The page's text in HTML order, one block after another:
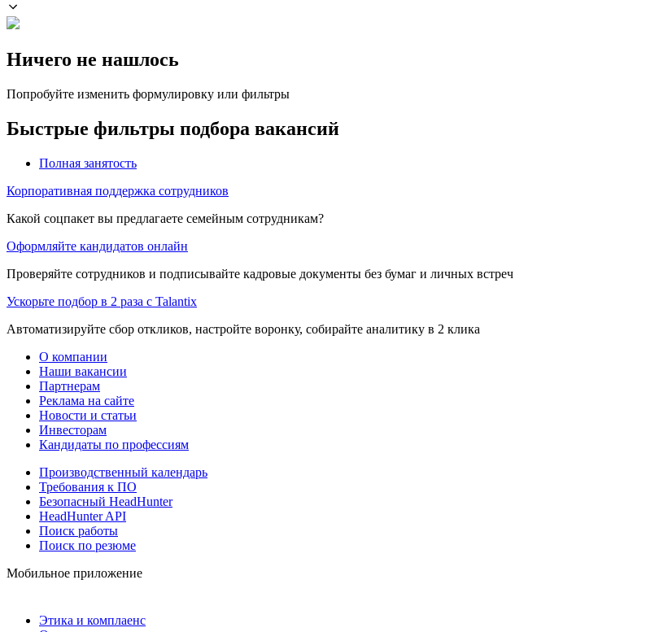
Ничего не нашлось
Попробуйте изменить формулировку или фильтры
Быстрые фильтры подбора вакансий
Полная занятость
Корпоративная поддержка сотрудников
Какой соцпакет вы предлагаете семейным сотрудникам?
Оформляйте кандидатов онлайн
Проверяйте сотрудников и подписывайте кадровые документы без бумаг и личных встреч
Ускорьте подбор в 2 раза с Talantix
Автоматизируйте сбор откликов, настройте воронку, собирайте аналитику в 2 клика
О компании
Наши вакансии
Партнерам
Реклама на сайте
Новости и статьи
Инвесторам
Кандидаты по профессиям
Производственный календарь
Требования к ПО
Безопасный HeadHunter
HeadHunter API
Поиск работы
Поиск по резюме
Мобильное приложение
Этика и комплаенс